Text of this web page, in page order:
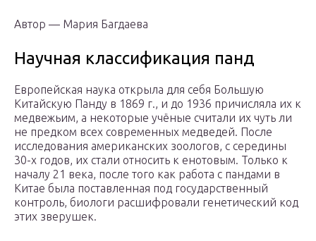
Автор — Мария Багдаева
Научная классификация панд
Европейская наука открыла для себя Большую
Китайскую Панду в 1869 г., и до 1936 причисляла их к
медвежьим, а некоторые учёные считали их чуть ли
не предком всех современных медведей. После
исследования американских зоологов, с середины
30-х годов, их стали относить к енотовым. Только к
началу 21 века, после того как работа с пандами в
Китае была поставленная под государственный
контроль, биологи расшифровали генетический код
этих зверушек.